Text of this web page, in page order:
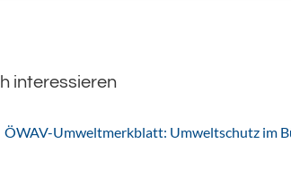
interessieren
ÖWAV-Umweltmerkblatt: Umweltschutz im